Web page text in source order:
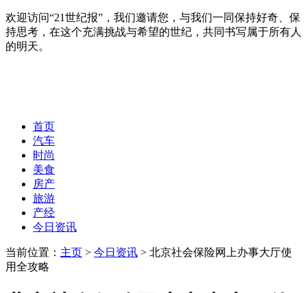
欢迎访问“21世纪报”，我们邀请您，与我们一同保持好奇、保
持思考，在这个充满挑战与希望的世纪，共同书写属于所有人
的明天。
首页
汽车
时尚
美食
房产
旅游
产经
今日资讯
当前位置： 主页 > 今日资讯 > 北京社会保险网上办事大厅使
用全攻略